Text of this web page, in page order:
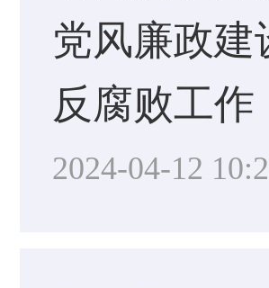
党风廉政建
反腐败工作
2024-04-12